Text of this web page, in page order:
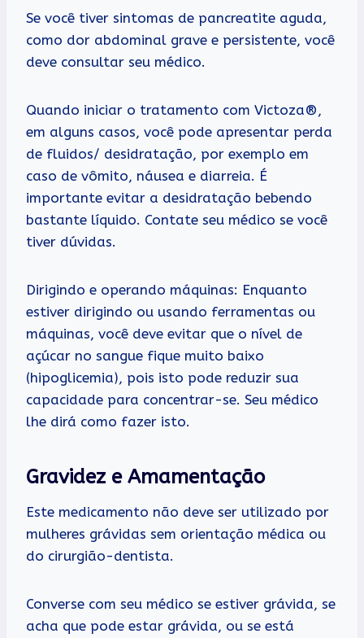
Se você tiver sintomas de pancreatite aguda,
como dor abdominal grave e persistente, você
deve consultar seu médico.
Quando iniciar o tratamento com Victoza®,
em alguns casos, você pode apresentar perda
de fluidos/ desidratação, por exemplo em
caso de vômito, náusea e diarreia. É
importante evitar a desidratação bebendo
bastante líquido. Contate seu médico se você
tiver dúvidas.
Dirigindo e operando máquinas: Enquanto
estiver dirigindo ou usando ferramentas ou
máquinas, você deve evitar que o nível de
açúcar no sangue fique muito baixo
(hipoglicemia), pois isto pode reduzir sua
capacidade para concentrar-se. Seu médico
lhe dirá como fazer isto.
Gravidez e Amamentação
Este medicamento não deve ser utilizado por
mulheres grávidas sem orientação médica ou
do cirurgião-dentista.
Converse com seu médico se estiver grávida, se
acha que pode estar grávida, ou se está